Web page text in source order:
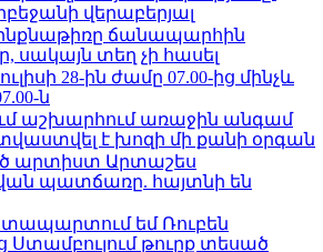
վերաբերյալ
ինքնաթիռը ճանապարհին
սակայն տեղ չի հասել
28-ին ժամը 07.00-ից մինչև
ն
աշխարհում առաջին անգամ
է խոզի մի քանի օրգան
արտիստ Արտաշես
պատճառը. հայտնի են
եմ Ռուբեն
Ստամբուլում թուրք տեսած